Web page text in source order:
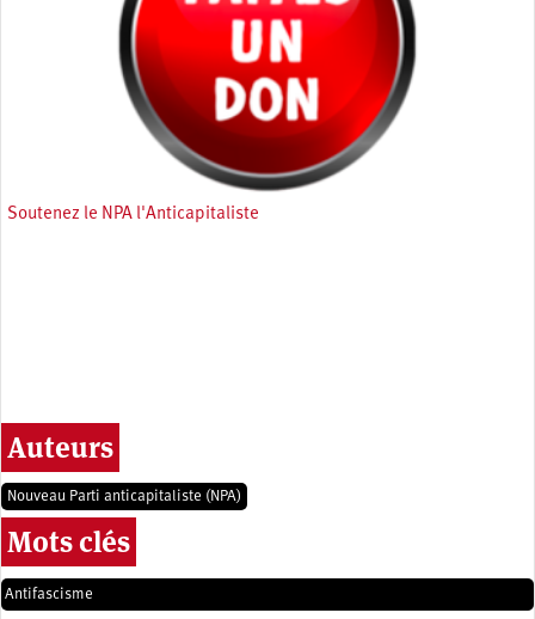
Soutenez le NPA l'Anticapitaliste
Auteurs
Nouveau Parti anticapitaliste (NPA)
Mots clés
Antifascisme